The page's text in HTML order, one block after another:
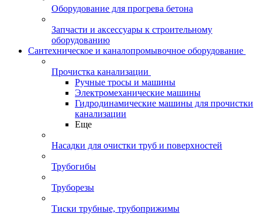
Оборудование для прогрева бетона
Запчасти и аксессуары к строительному
оборудованию
Сантехническое и каналопромывочное оборудование
Прочистка канализации
Ручные тросы и машины
Электромеханические машины
Гидродинамические машины для прочистки
канализации
Еще
Насадки для очистки труб и поверхностей
Трубогибы
Труборезы
Тиски трубные, трубоприжимы